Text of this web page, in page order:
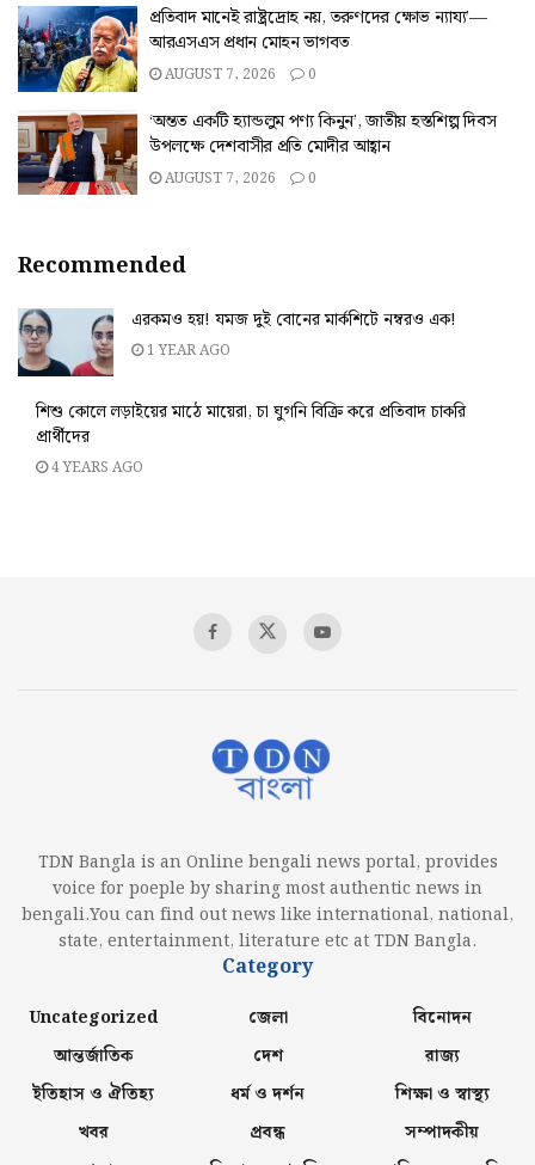
প্রতিবাদ মানেই রাষ্ট্রদ্রোহ নয়, তরুণদের ক্ষোভ ন্যায্য’—
আরএসএস প্রধান মোহন ভাগবত
AUGUST 7, 2026 0
‘অন্তত একটি হ্যান্ডলুম পণ্য কিনুন’, জাতীয় হস্তশিল্প দিবস
উপলক্ষে দেশবাসীর প্রতি মোদীর আহ্বান
AUGUST 7, 2026 0
Recommended
এরকমও হয়! যমজ দুই বোনের মার্কশিটে নম্বরও এক!
1 YEAR AGO
শিশু কোলে লড়াইয়ের মাঠে মায়েরা, চা ঘুগনি বিক্রি করে প্রতিবাদ চাকরি
প্রার্থীদের
4 YEARS AGO
TDN Bangla is an Online bengali news portal, provides
voice for poeple by sharing most authentic news in
bengali.You can find out news like international, national,
state, entertainment, literature etc at TDN Bangla.
Category
Uncategorized
আন্তর্জাতিক
ইতিহাস ও ঐতিহ্য
খবর
জেলা
দেশ
ধর্ম ও দর্শন
প্রবন্ধ
বিনোদন
রাজ্য
শিক্ষা ও স্বাস্থ্য
সম্পাদকীয়